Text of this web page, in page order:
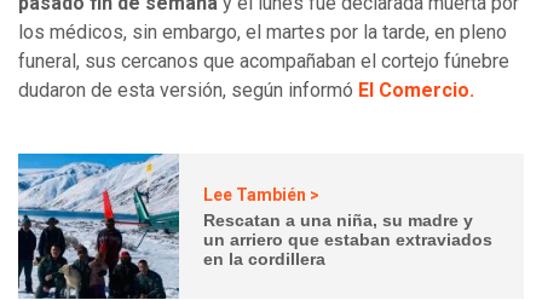
los médicos, sin embargo, el martes por la tarde, en pleno
funeral, sus cercanos que acompañaban el cortejo fúnebre
dudaron de esta versión, según informó El Comercio.
Lee También >
Rescatan a una niña, su madre y
un arriero que estaban extraviados
en la cordillera